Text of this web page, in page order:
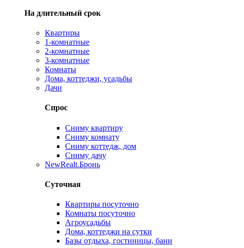
На длительный срок
Квартиры
1-комнатные
2-комнатные
3-комнатные
Комнаты
Дома, коттеджи, усадьбы
Дачи
Спрос
Сниму квартиру
Сниму комнату
Сниму коттедж, дом
Сниму дачу
NewRealt.Бронь
Суточная
Квартиры посуточно
Комнаты посуточно
Агроусадьбы
Дома, коттеджи на сутки
Базы отдыха, гостиницы, бани